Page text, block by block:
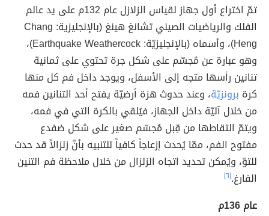
تمّ اختراع أول جهاز لقياس الزلازل عام 132م على يد عالم
الفلك والرياضيات الصيني تشانغ هينغ (بالإنجليزية: Chang
Heng)، وأسماه (بالإنجليزيّة: Earthquake Weathercock)،
وهو عبارة عن مُجسّم على شكل جرة تحتوي على ثمانية
تنانين رأسها متجه إلى الأسفل، ويوجد داخل فم كل منها
كرة برونزيّة، وعند حدوث هزة أرضيّة يفتح أحد التنانين فمه
من خلال آليّة داخل الجهاز، فيُلقي بالكرة التي في فمه،
ويتمّ التقاطها من قِبل مُجسّم صغير على شكل ضفدع
مفتوح الفم، ممّا يُحدث إزعاجاً كافياً للتنبيه بأنّ زلزالاً قد حدث
للتوّ، ويُمكن تحديد اتجاه الزلزال من خلال ملاحظة فم التنين
الفارغ.[٦]
عام 136م